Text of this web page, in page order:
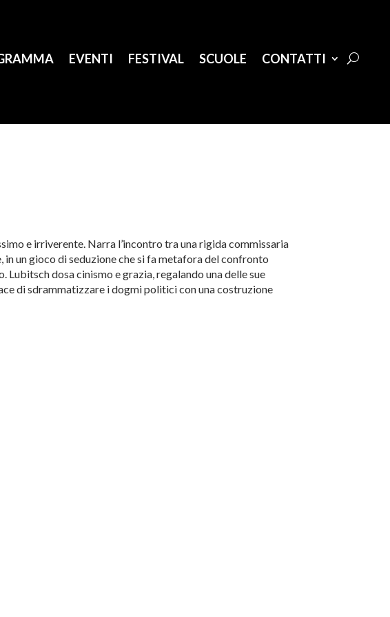
EVENTI FESTIVAL SCUOLE CONTATTI
e irriverente. Narra l’incontro tra una rigida commissaria
un gioco di seduzione che si fa metafora del confronto
dosa cinismo e grazia, regalando una delle sue
di sdrammatizzare i dogmi politici con una costruzione